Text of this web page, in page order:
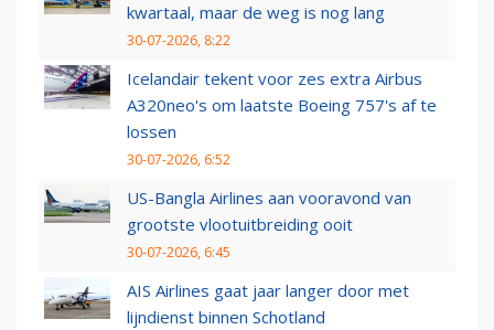
kwartaal, maar de weg is nog lang
30-07-2026, 8:22
Icelandair tekent voor zes extra Airbus
A320neo's om laatste Boeing 757's af te
lossen
30-07-2026, 6:52
US-Bangla Airlines aan vooravond van
grootste vlootuitbreiding ooit
30-07-2026, 6:45
AIS Airlines gaat jaar langer door met
lijndienst binnen Schotland